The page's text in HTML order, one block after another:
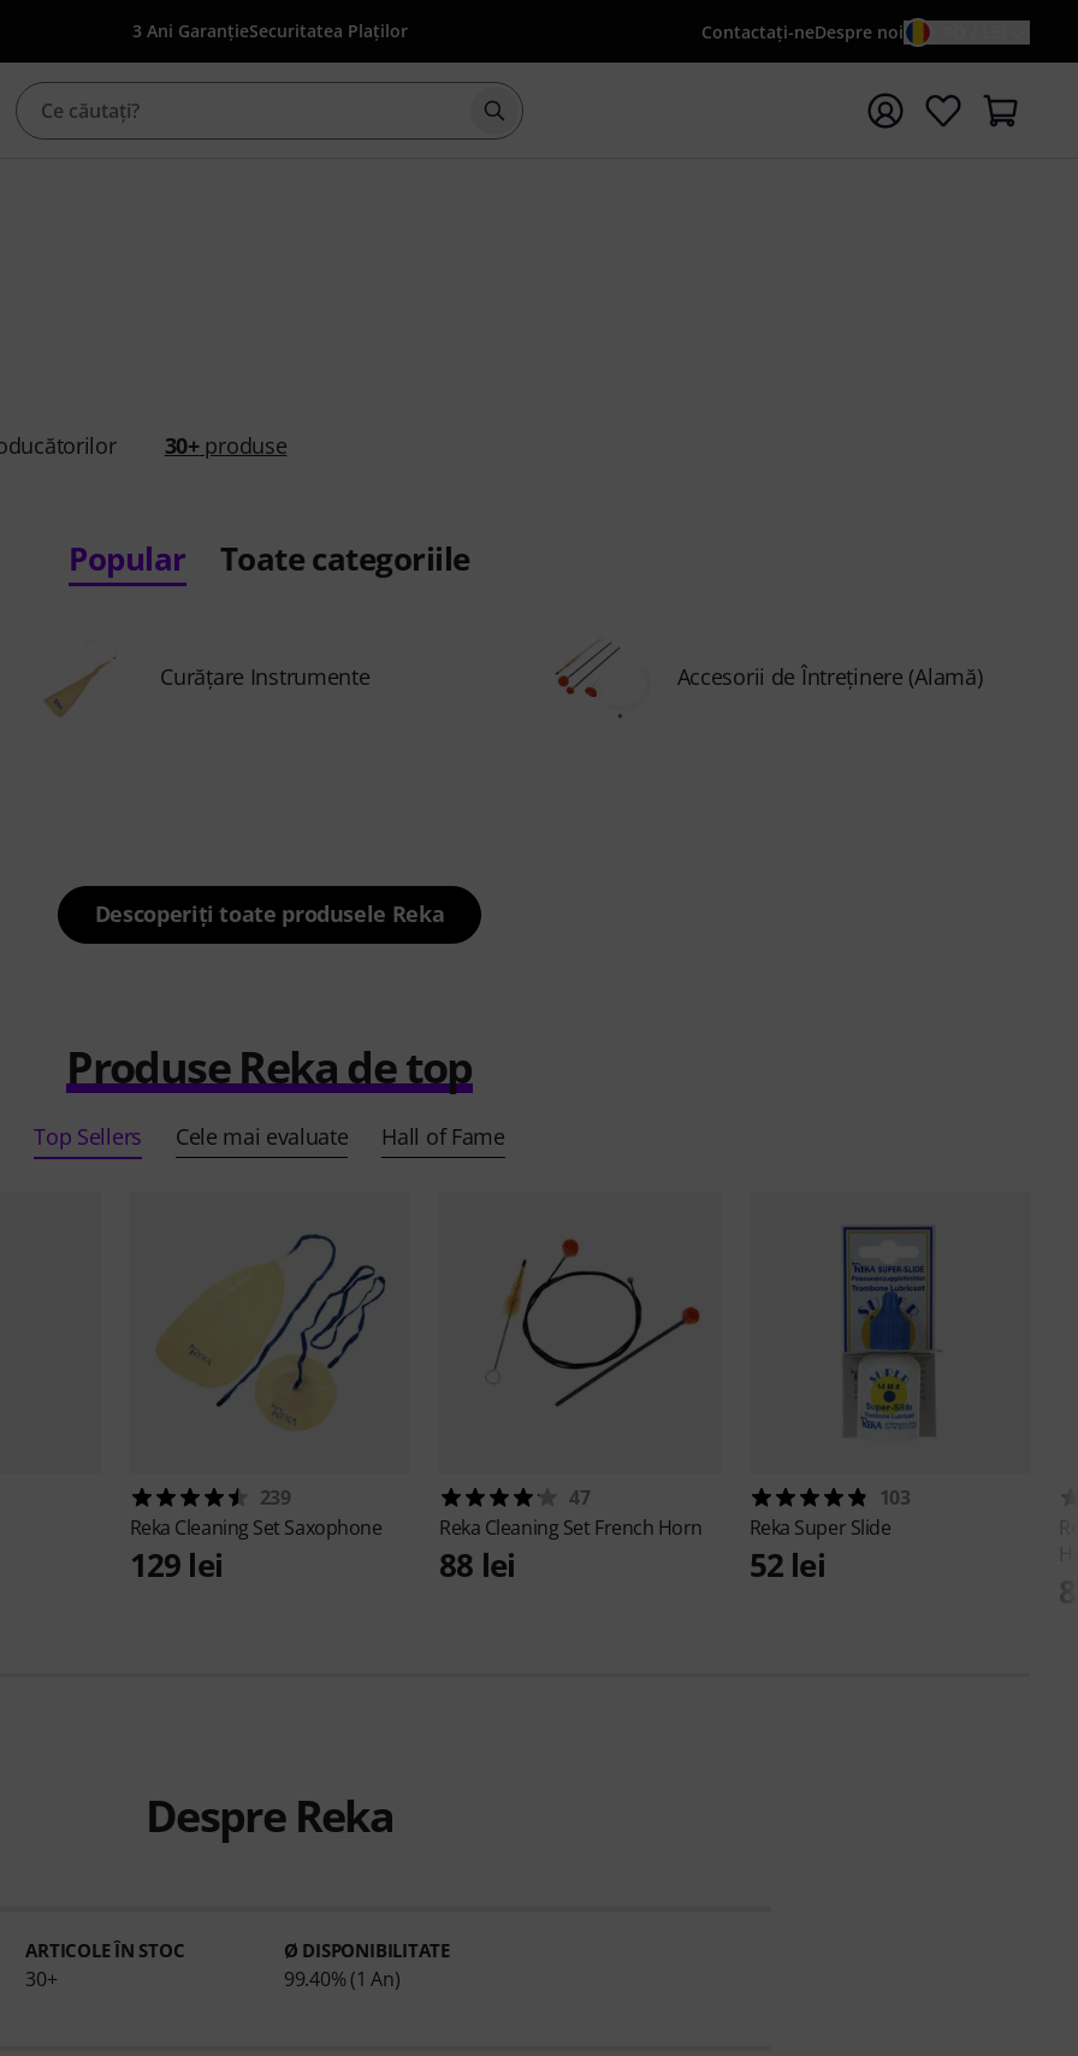
3 Ani GaranțieSecuritatea Plaților Contactaţi-neDespre noi
Începeți căutarea cu termenul de căutare {searchTerm}
30+produse
Popular Toate categoriile
Curăţare Instrumente Accesorii de Întreţinere (Alamă)
Descoperiți toate produsele Reka
Produse Reka de top
Top Sellers Cele mai evaluate Hall of Fame
239
Reka Cleaning Set Saxophone
129 lei
47
Reka Cleaning Set French Horn
88 lei
103
Reka Super Slide
52 lei
Despre Reka
ARTICOLE ÎN STOC
30+
Ø DISPONIBILITATE
99.40% (1 An)